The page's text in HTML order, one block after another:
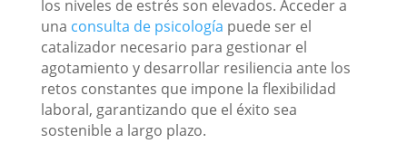
los niveles de estrés son elevados. Acceder a
una consulta de psicología puede ser el
catalizador necesario para gestionar el
agotamiento y desarrollar resiliencia ante los
retos constantes que impone la flexibilidad
laboral, garantizando que el éxito sea
sostenible a largo plazo.